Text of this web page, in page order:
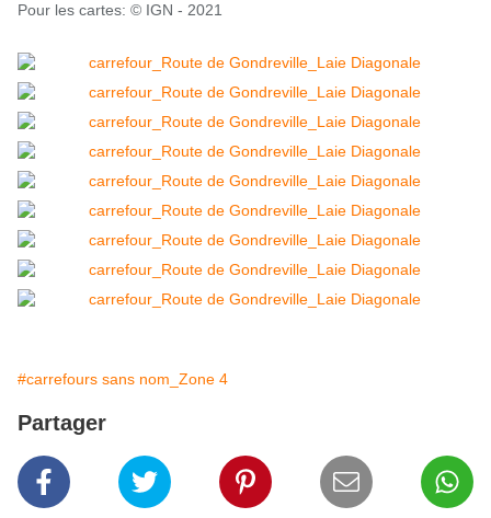
Pour les cartes: © IGN - 2021
#carrefours sans nom_Zone 4
Partager